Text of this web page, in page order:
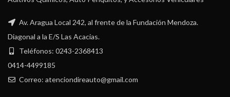
Av. Aragua Local 242, al frente de la Fundación Mendoza.
Diagonal a la E/S Las Acacias.
Teléfonos: 0243-2368413
0414-4499185
Correo: atenciondireauto@gmail.com